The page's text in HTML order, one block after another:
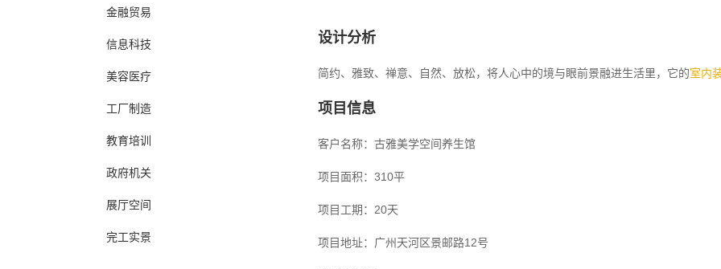
金融贸易
信息科技
美容医疗
工厂制造
教育培训
政府机关
展厅空间
完工实景
设计分析
简约、雅致、禅意、自然、放松，将人心中的境与眼前景融进生活里，它的室内
项目信息
客户名称：古雅美学空间养生馆
项目面积：310平
项目工期：20天
项目地址：广州天河区景邮路12号